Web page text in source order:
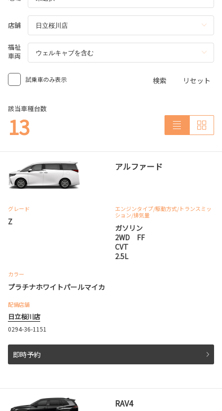
店舗
福祉
車両
試乗車のみ表示 検索 リセット
該当車種台数
13
アルファード
グレード
Z
エンジンタイプ/駆動方式/トランスミッ
ション/排気量
ガソリン
2WD FF
CVT
2.5L
カラー
プラチナホワイトパールマイカ
配備店舗
日立桜川店
0294-36-1151
即時予約
RAV4